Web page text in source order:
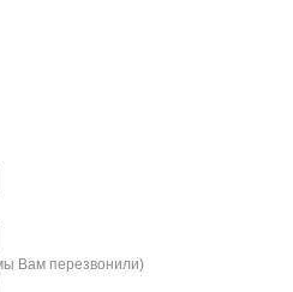
Вам перезвонили)